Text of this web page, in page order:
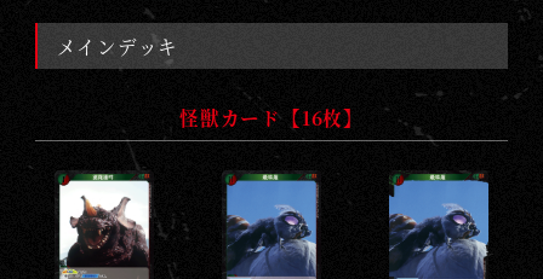
メインデッキ
怪獣カード【16枚】